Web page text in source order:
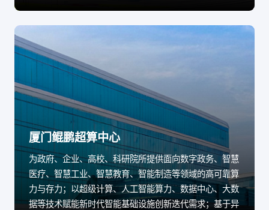
厦门鲲鹏超算中心
为政府、企业、高校、科研院所提供面向数字政务、智慧
医疗、智慧工业、智慧教育、智能制造等领域的高可靠算
力与存力；以超级计算、人工智能算力、数据中心、大数
据等技术赋能新时代智能基础设施创新迭代需求；基于异